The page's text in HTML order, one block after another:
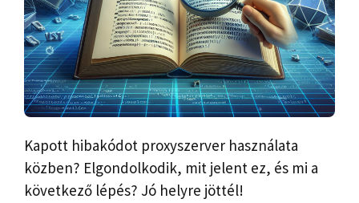
Kapott hibakódot proxyszerver használata
közben? Elgondolkodik, mit jelent ez, és mi a
következő lépés? Jó helyre jöttél!